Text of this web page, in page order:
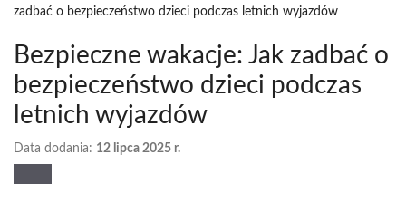
zadbać o bezpieczeństwo dzieci podczas letnich wyjazdów
Bezpieczne wakacje: Jak zadbać o
bezpieczeństwo dzieci podczas
letnich wyjazdów
Data dodania: 12 lipca 2025 r.